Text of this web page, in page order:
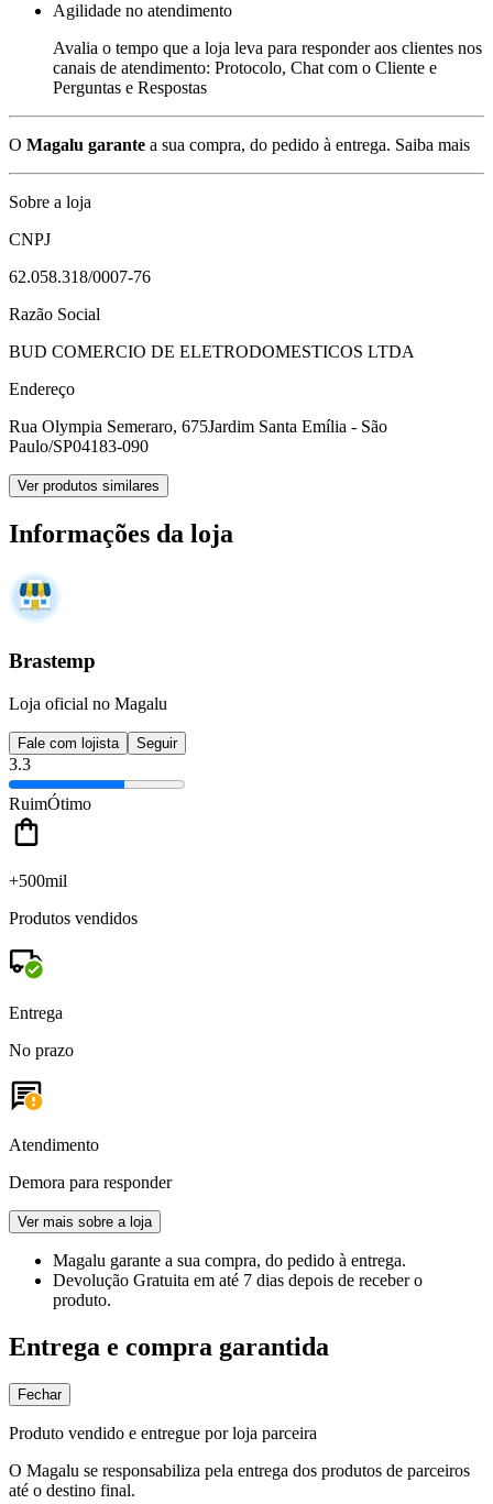
Agilidade no atendimento
Avalia o tempo que a loja leva para responder aos clientes nos
canais de atendimento: Protocolo, Chat com o Cliente e
Perguntas e Respostas
O Magalu garante a sua compra, do pedido à entrega. Saiba mais
Sobre a loja
CNPJ
62.058.318/0007-76
Razão Social
BUD COMERCIO DE ELETRODOMESTICOS LTDA
Endereço
Rua Olympia Semeraro, 675Jardim Santa Emília - São
Paulo/SP04183-090
Ver produtos similares
Informações da loja
Brastemp
Loja oficial no Magalu
Fale com lojista Seguir
3.3
RuimÓtimo
+500mil
Produtos vendidos
Entrega
No prazo
Atendimento
Demora para responder
Ver mais sobre a loja
Magalu garante a sua compra, do pedido à entrega.
Devolução Gratuita em até 7 dias depois de receber o
produto.
Entrega e compra garantida
Fechar
Produto vendido e entregue por loja parceira
O Magalu se responsabiliza pela entrega dos produtos de parceiros
até o destino final.